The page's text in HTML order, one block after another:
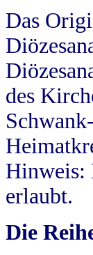
Das
des
Hinweis:
erlaubt.
Die